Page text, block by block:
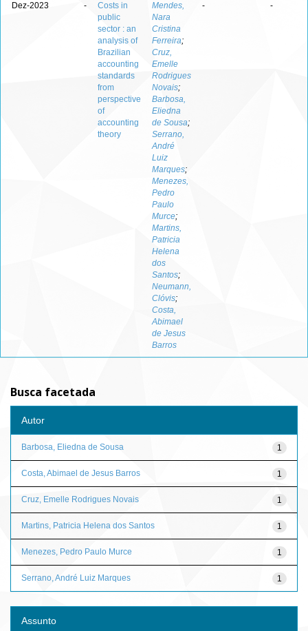
Dez-2023 -
Costs in
public
sector : an
analysis of
Brazilian
accounting
standards
from
perspective
of
accounting
theory
Mendes,
Nara
Cristina
Ferreira;
Cruz,
Emelle
Rodrigues
Novais;
Barbosa,
Eliedna
de Sousa;
Serrano,
André
Luiz
Marques;
Menezes,
Pedro
Paulo
Murce;
Martins,
Patricia
Helena
dos
Santos;
Neumann,
Clóvis;
Costa,
Abimael
de Jesus
Barros
- -
Busca facetada
Autor
1
Barbosa, Eliedna de Sousa
1
Costa, Abimael de Jesus Barros
1
Cruz, Emelle Rodrigues Novais
1
Martins, Patricia Helena dos Santos
1
Menezes, Pedro Paulo Murce
1
Serrano, André Luiz Marques
Assunto